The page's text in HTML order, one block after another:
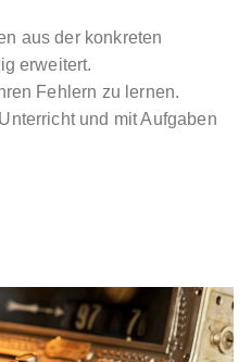
aus der konkreten
erweitert.
Fehlern zu lernen.
und mit Aufgaben